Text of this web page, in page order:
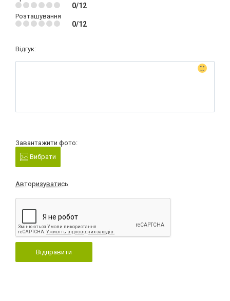
0/12
Розташування
0/12
Відгук:
Завантажити фото:
Вибрати
Авторизуватись
Відправити